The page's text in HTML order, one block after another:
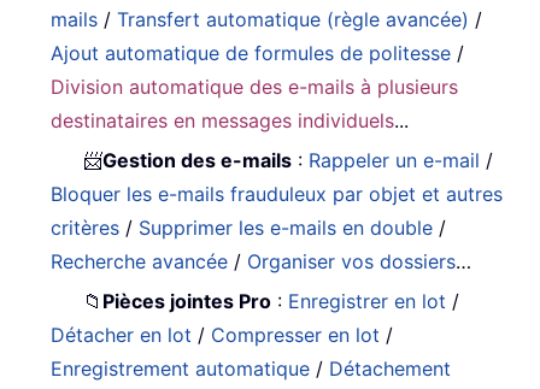
mails /Transfert automatique (règle avancée) /
Ajout automatique de formules de politesse /
Division automatique des e-mails à plusieurs
destinataires en messages individuels...
📨Gestion des e-mails : Rappeler un e-mail /
Bloquer les e-mails frauduleux par objet et autres
critères / Supprimer les e-mails en double /
Recherche avancée / Organiser vos dossiers…
📁 Pièces jointes Pro : Enregistrer en lot /
Détacher en lot / Compresser en lot /
Enregistrement automatique / Détachement